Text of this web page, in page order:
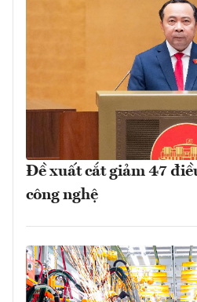
Đề xuất cắt giảm 47
công nghệ